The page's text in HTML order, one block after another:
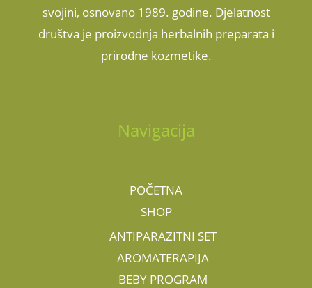
svojini, osnovano 1989. godine. Djelatnost
društva je proizvodnja herbalnih preparata i
prirodne kozmetike.
Navigacija
POČETNA
SHOP
ANTIPARAZITNI SET
AROMATERAPIJA
BEBY PROGRAM